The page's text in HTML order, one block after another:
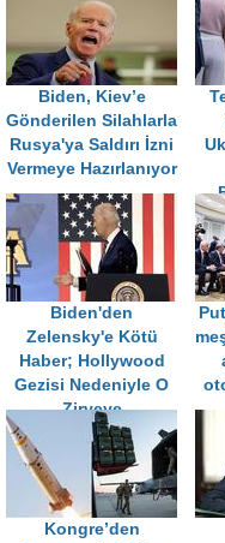
Biden, Kiev’e
Gönderilen Silahlarla
Rusya'ya Saldırı İzni
Vermeye Hazırlanıyor
Biden'den
Zelensky'e Kötü
Haber; Hollywood
Gezisi Nedeniyle O
Zirveye
Katılmayacak
Kongre’den